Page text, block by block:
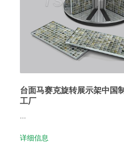
台面马赛克旋转展示架中国
工厂
...
详细信息